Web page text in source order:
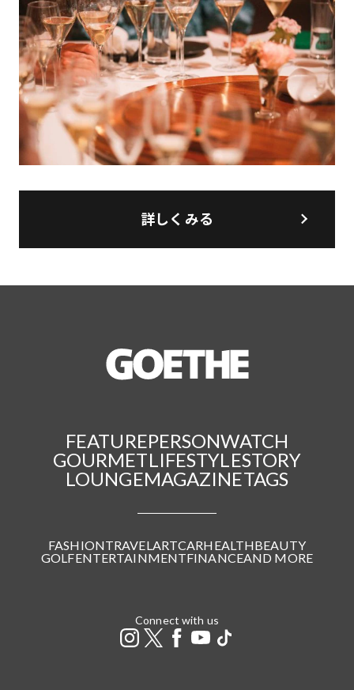
詳しくみる
FEATUREPERSONWATCH
GOURMETLIFESTYLESTORY
LOUNGEMAGAZINETAGS
FASHIONTRAVELARTCARHEALTHBEAUTY
GOLFENTERTAINMENTFINANCEAND MORE
Connect with us